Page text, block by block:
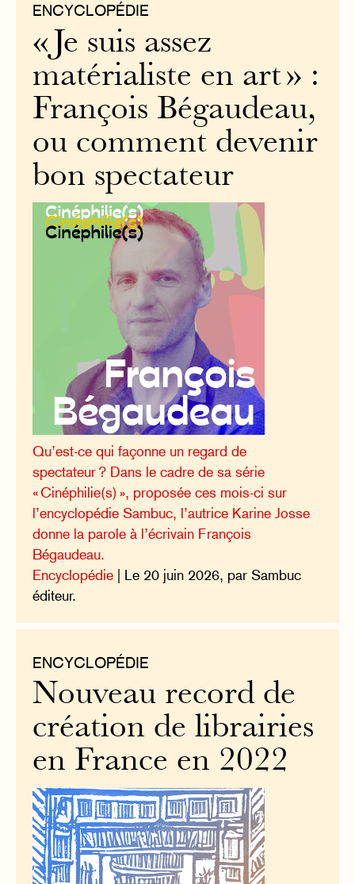
ENCYCLOPÉDIE
« Je suis assez
matérialiste en art » :
François Bégaudeau,
ou comment devenir
bon spectateur
Qu’est-ce qui façonne un regard de
spectateur ? Dans le cadre de sa série
« Cinéphilie(s) », proposée ces mois-ci sur
l’encyclopédie Sambuc, l’autrice Karine Josse
donne la parole à l’écrivain François
Bégaudeau.
Encyclopédie | Le 20 juin 2026, par Sambuc
éditeur.
ENCYCLOPÉDIE
Nouveau record de
création de librairies
en France en 2022